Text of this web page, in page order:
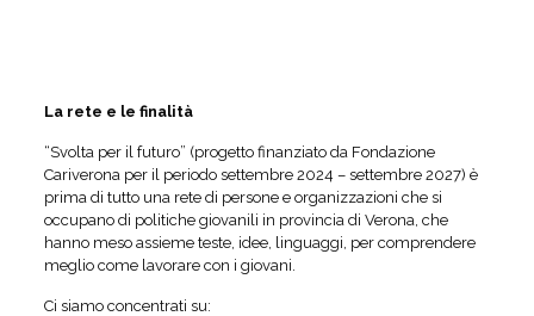
La rete e le finalità
“Svolta per il futuro” (progetto finanziato da Fondazione
Cariverona per il periodo settembre 2024 – settembre 2027) è
prima di tutto una rete di persone e organizzazioni che si
occupano di politiche giovanili in provincia di Verona, che
hanno meso assieme teste, idee, linguaggi, per comprendere
meglio come lavorare con i giovani.
Ci siamo concentrati su: